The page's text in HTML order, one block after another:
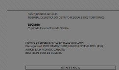
Notícias
Doe para